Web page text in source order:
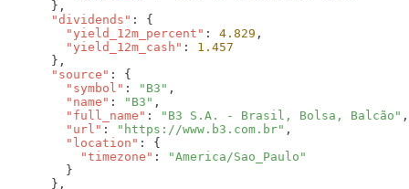
      "dividends"
        "yield_12m_percent"
: 4.829
        "yield_12m_cash"
:
      "source"
        "symbol"
: "B3"
        "name"
: "B3"
        "full_name"
:
"B3 S.A. - Brasil, Bolsa, Balcão"
        "url"
: "https://www.b3.com.br"
        "location"
          "timezone"
: